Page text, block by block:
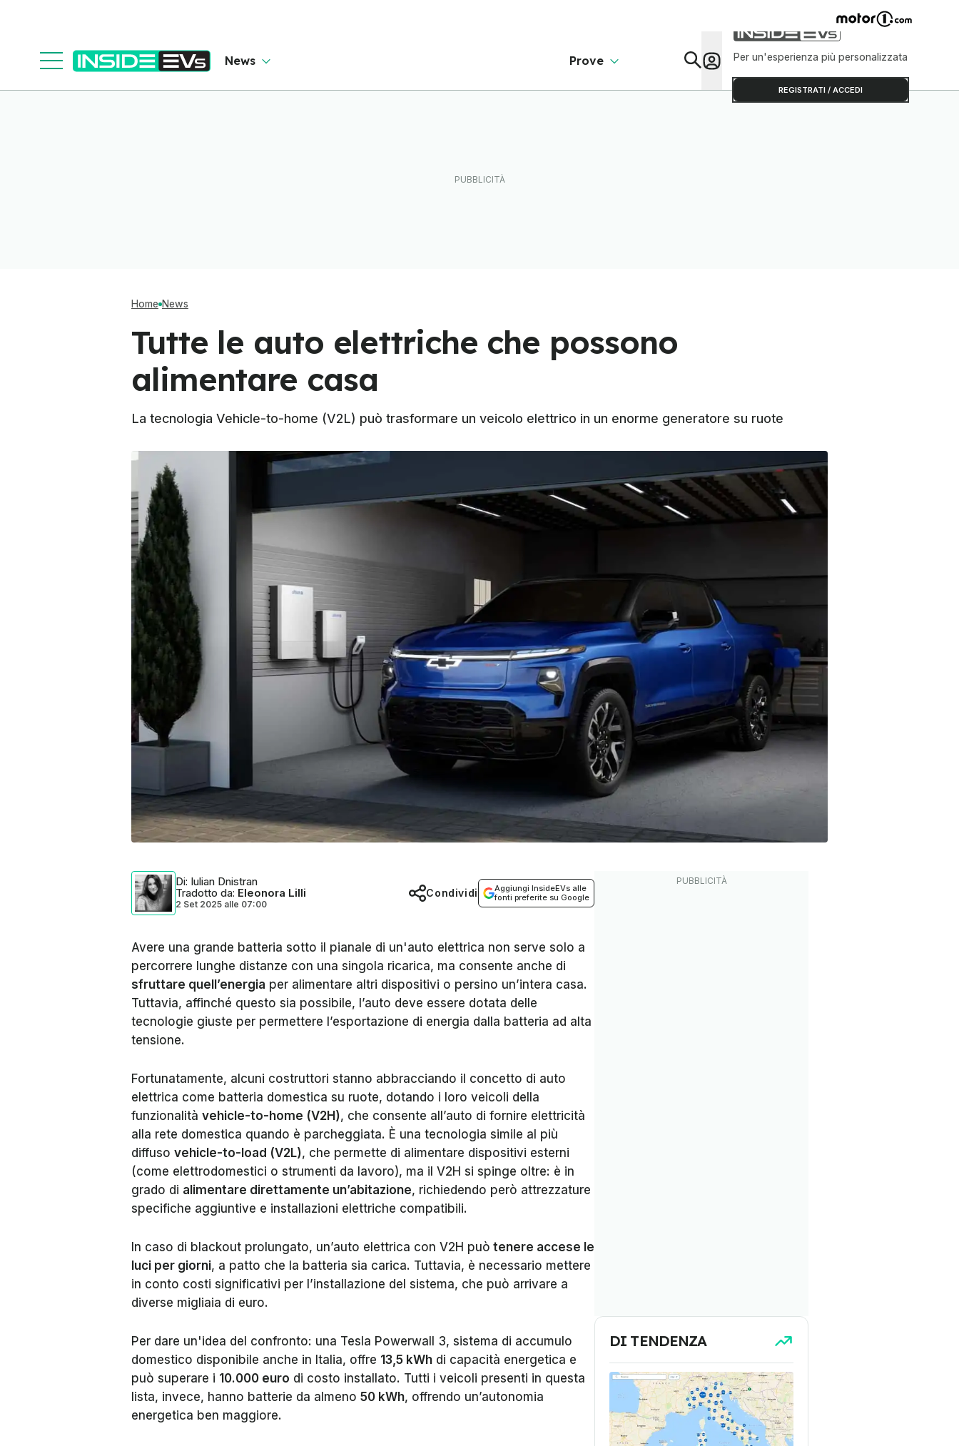
News Prove Per un'esperienza più personalizzata
REGISTRATI / ACCEDI
Home News
Tutte le auto elettriche che possono
alimentare casa
La tecnologia Vehicle-to-home (V2L) può trasformare un veicolo elettrico in un enorme generatore su ruote
Di: Iulian Dnistran
Tradotto da: Eleonora Lilli
2 Set 2025 alle 07:00
Aggiungi InsideEVs alle
fonti preferite su Google
Condividi
Avere una grande batteria sotto il pianale di un'auto elettrica non serve solo a
percorrere lunghe distanze con una singola ricarica, ma consente anche di
sfruttare quell’energia per alimentare altri dispositivi o persino un’intera casa.
Tuttavia, affinché questo sia possibile, l’auto deve essere dotata delle
tecnologie giuste per permettere l’esportazione di energia dalla batteria ad alta
tensione.
Fortunatamente, alcuni costruttori stanno abbracciando il concetto di auto
elettrica come batteria domestica su ruote, dotando i loro veicoli della
funzionalità vehicle-to-home (V2H), che consente all’auto di fornire elettricità
alla rete domestica quando è parcheggiata. È una tecnologia simile al più
diffuso vehicle-to-load (V2L), che permette di alimentare dispositivi esterni
(come elettrodomestici o strumenti da lavoro), ma il V2H si spinge oltre: è in
grado di alimentare direttamente un’abitazione, richiedendo però attrezzature
specifiche aggiuntive e installazioni elettriche compatibili.
In caso di blackout prolungato, un’auto elettrica con V2H può tenere accese le
luci per giorni, a patto che la batteria sia carica. Tuttavia, è necessario mettere
in conto costi significativi per l’installazione del sistema, che può arrivare a
diverse migliaia di euro.
Per dare un'idea del confronto: una Tesla Powerwall 3, sistema di accumulo
domestico disponibile anche in Italia, offre 13,5 kWh di capacità energetica e
può superare i 10.000 euro di costo installato. Tutti i veicoli presenti in questa
lista, invece, hanno batterie da almeno 50 kWh, offrendo un’autonomia
energetica ben maggiore.
DI TENDENZA